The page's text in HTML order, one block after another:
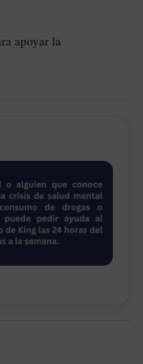
apoyar la